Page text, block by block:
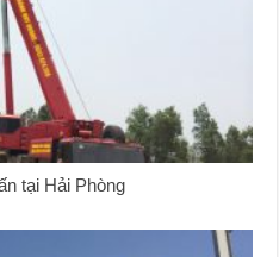
tại Hải Phòng